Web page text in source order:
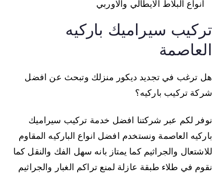
انواع البلاط الايطالي والاوربي
تركيب سيراميك باركيه
العاصمة
هل ترغب في تجديد ديكور منزلك وتبحث عن افضل
شركة تركيب باركيه؟
نوفر لكم عبر شركتنا افضل خدمة تركيب سيراميك
باركيه العاصمة ونستخدم افضل انواع الباركيه المقاوم
للاشتعال والجراثيم كما يمتاز بانه سهل الفك والنقل كما
نقوم في طلاء طبقة عازلة لمنع تراكم الغبار والجراثيم